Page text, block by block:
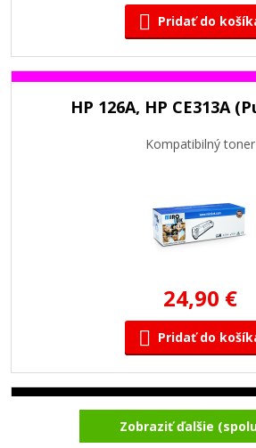
Pridať do
HP 126A, HP CE313A
Kompatibilný toner
24,90 €
Pridať do
HP 126A, HP CE310A
Zobraziť ďalšie